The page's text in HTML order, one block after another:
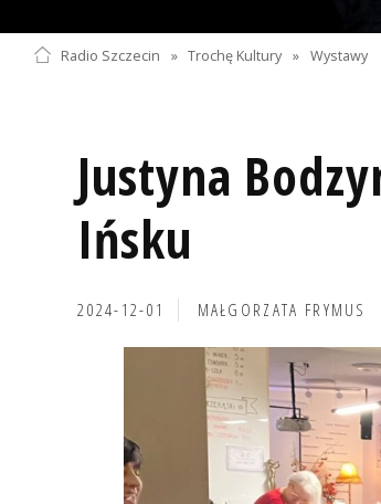
Radio Szczecin » Trochę Kultury » Wystawy
Justyna
Ińsku
2024-12-01 MAŁGORZATA FRYMUS